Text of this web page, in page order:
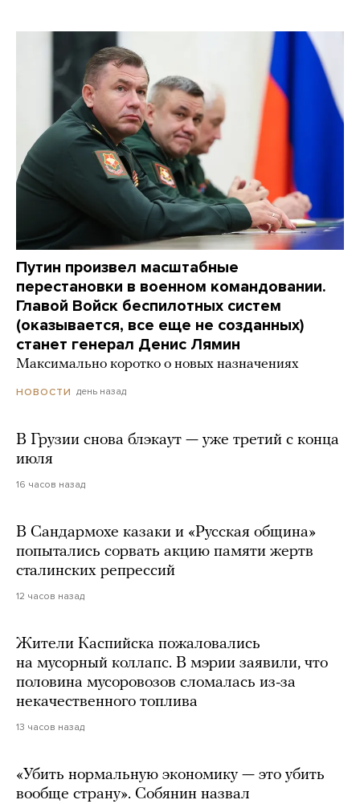
Путин произвел масштабные
перестановки в военном командовании.
Главой Войск беспилотных систем
(оказывается, все еще не созданных)
станет генерал Денис Лямин
Максимально коротко о новых назначениях
НОВОСТИ день назад
В Грузии снова блэкаут — уже третий с конца
июля
16 часов назад
В Сандармохе казаки и «Русская община»
попытались сорвать акцию памяти жертв
сталинских репрессий
12 часов назад
Жители Каспийска пожаловались
на мусорный коллапс. В мэрии заявили, что
половина мусоровозов сломалась из-за
некачественного топлива
13 часов назад
«Убить нормальную экономику — это убить
вообще страну». Собянин назвал